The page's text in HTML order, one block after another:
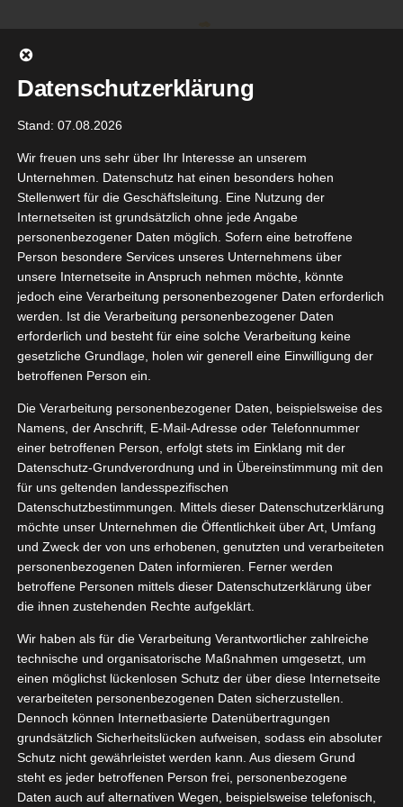
springen
Gehe zu ...
10, 2024
Age
Haut Lifestyle
Pflege
Wellness
L’OREAL Age Perfect
Oktober 26, 2024 | Beauty,Haut,Lifestyle,Pflege,
Produktvorstellungen, Wellness
1
03, 2024
C
Routine
Gesundheit
Pflege
Datenschutzerklärung
Stand: 07.08.2026
Wir freuen uns sehr über Ihr Interesse an unserem
Unternehmen. Datenschutz hat einen besonders hohen
Stellenwert für die Geschäftsleitung. Eine Nutzung der
Internetseiten ist grundsätzlich ohne jede Angabe
personenbezogener Daten möglich. Sofern eine betroffene
Person besondere Services unseres Unternehmens über
unsere Internetseite in Anspruch nehmen möchte, könnte
jedoch eine Verarbeitung personenbezogener Daten erforderlich
werden. Ist die Verarbeitung personenbezogener Daten
erforderlich und besteht für eine solche Verarbeitung keine
gesetzliche Grundlage, holen wir generell eine Einwilligung der
betroffenen Person ein.
Die Verarbeitung personenbezogener Daten, beispielsweise des
Namens, der Anschrift, E-Mail-Adresse oder Telefonnummer
einer betroffenen Person, erfolgt stets im Einklang mit der
Datenschutz-Grundverordnung und in Übereinstimmung mit den
für uns geltenden landesspezifischen
Datenschutzbestimmungen. Mittels dieser Datenschutzerklärung
möchte unser Unternehmen die Öffentlichkeit über Art, Umfang
und Zweck der von uns erhobenen, genutzten und verarbeiteten
personenbezogenen Daten informieren. Ferner werden
betroffene Personen mittels dieser Datenschutzerklärung über
die ihnen zustehenden Rechte aufgeklärt.
Wir haben als für die Verarbeitung Verantwortlicher zahlreiche
technische und organisatorische Maßnahmen umgesetzt, um
einen möglichst lückenlosen Schutz der über diese Internetseite
verarbeiteten personenbezogenen Daten sicherzustellen.
Dennoch können Internetbasierte Datenübertragungen
grundsätzlich Sicherheitslücken aufweisen, sodass ein absoluter
Schutz nicht gewährleistet werden kann. Aus diesem Grund
steht es jeder betroffenen Person frei, personenbezogene
Daten auch auf alternativen Wegen, beispielsweise telefonisch,